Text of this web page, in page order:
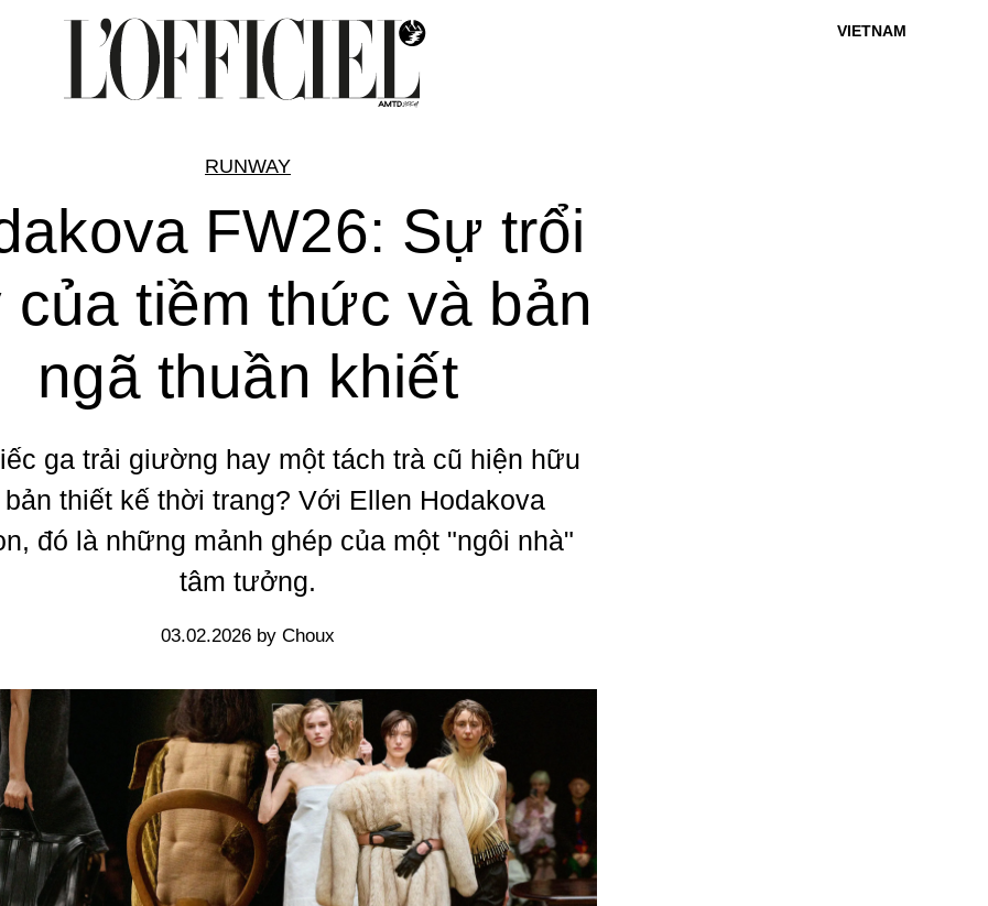
VIETNAM
RUNWAY
FW26: Sự trổi
của tiềm thức và bản
ngã thuần khiết
ga trải giường hay một tách trà cũ hiện hữu
bản thiết kế thời trang? Với Ellen Hodakova
đó là những mảnh ghép của một "ngôi nhà"
tâm tưởng.
03.02.2026 by Choux